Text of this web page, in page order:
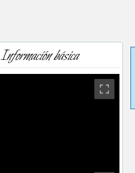
Información básica